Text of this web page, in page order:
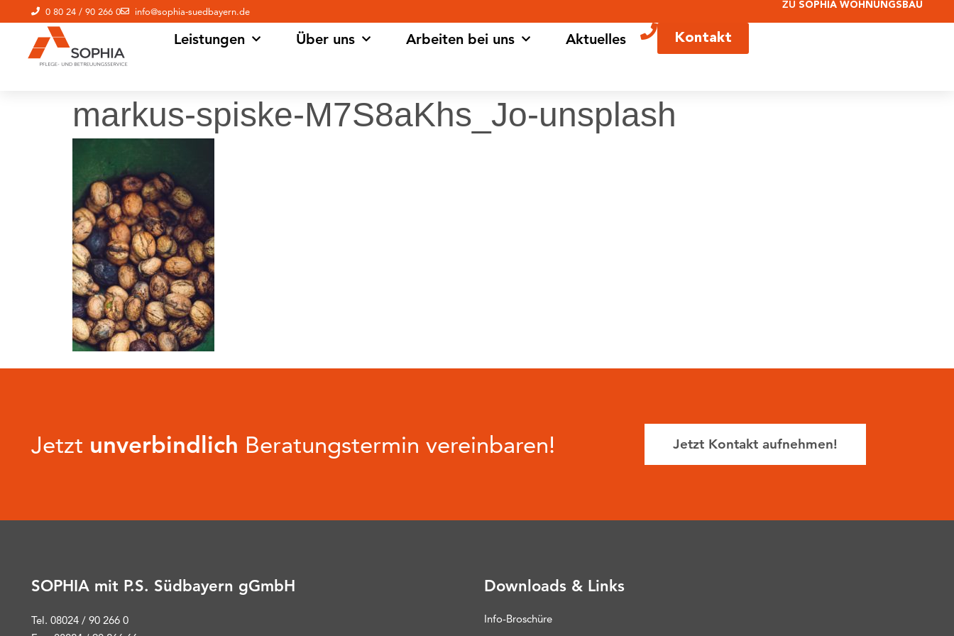
0 80 24 / 90 266 0 info@sophia-suedbayern.de
ZU SOPHIA WOHNUNGSBAU
Leistungen Über uns Arbeiten bei uns Aktuelles Kontakt
markus-spiske-M7S8aKhs_Jo-unsplash
Jetzt unverbindlich Beratungstermin vereinbaren! Jetzt Kontakt aufnehmen!
SOPHIA mit P.S. Südbayern gGmbH
Tel. 08024 / 90 266 0
Downloads & Links
Info-Broschüre